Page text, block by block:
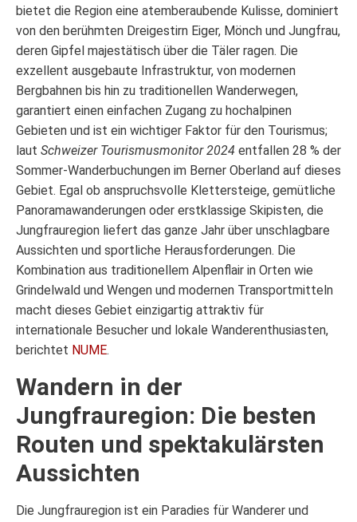
bietet die Region eine atemberaubende Kulisse, dominiert
von den berühmten Dreigestirn Eiger, Mönch und Jungfrau,
deren Gipfel majestätisch über die Täler ragen. Die
exzellent ausgebaute Infrastruktur, von modernen
Bergbahnen bis hin zu traditionellen Wanderwegen,
garantiert einen einfachen Zugang zu hochalpinen
Gebieten und ist ein wichtiger Faktor für den Tourismus;
laut Schweizer Tourismusmonitor 2024 entfallen 28 % der
Sommer-Wanderbuchungen im Berner Oberland auf dieses
Gebiet. Egal ob anspruchsvolle Klettersteige, gemütliche
Panoramawanderungen oder erstklassige Skipisten, die
Jungfrauregion liefert das ganze Jahr über unschlagbare
Aussichten und sportliche Herausforderungen. Die
Kombination aus traditionellem Alpenflair in Orten wie
Grindelwald und Wengen und modernen Transportmitteln
macht dieses Gebiet einzigartig attraktiv für
internationale Besucher und lokale Wanderenthusiasten,
berichtet NUME.
Wandern in der
Jungfrauregion: Die besten
Routen und spektakulärsten
Aussichten
Die Jungfrauregion ist ein Paradies für Wanderer und